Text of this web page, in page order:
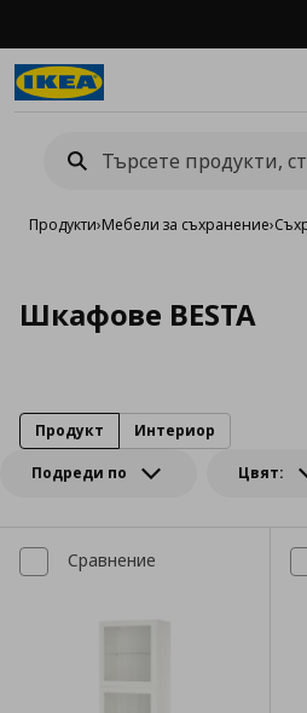
Продукти›Мебели за съхранение›
Шкафове BESTA
Подреди по Цвят:
Продукт Интериор
Сравнение